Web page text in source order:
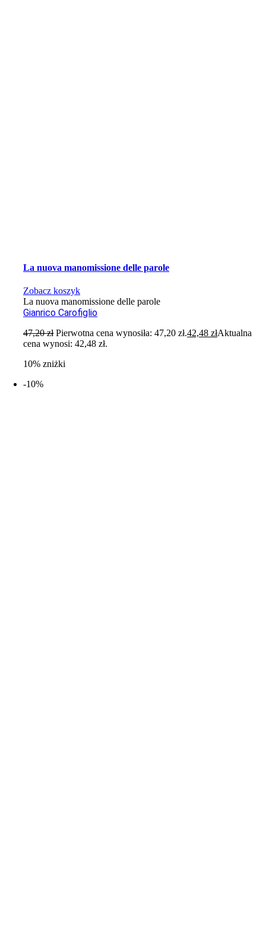
La nuova manomissione delle parole
Zobacz koszyk
La nuova manomissione delle parole
Gianrico Carofiglio
47,20zł Pierwotna cena wynosiła: 47,20 zł.42,48złAktualna
cena wynosi: 42,48 zł.
10% zniżki
-10%